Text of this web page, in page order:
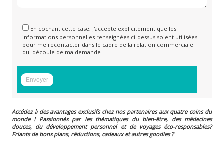
En cochant cette case, j'accepte explicitement que les
informations personnelles renseignées ci-dessus soient utilisées
pour me recontacter dans le cadre de la relation commerciale
qui découle de ma demande
Accédez à des avantages exclusifs chez nos partenaires aux quatre coins du
monde ! Passionnés par les thématiques du bien-être, des médecines
douces, du développement personnel et de voyages éco-responsables?
Friants de bons plans, réductions, cadeaux et autres goodies ?